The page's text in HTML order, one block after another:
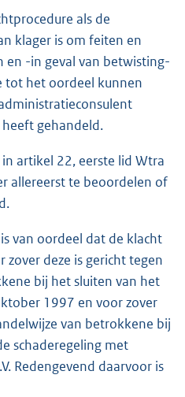
als de
klager is om feiten en
en -in geval van betwisting-
tot het oordeel kunnen
gehandeld.
artikel 22, eerste lid Wtra
allereerst te beoordelen of
van oordeel dat de klacht
deze is gericht tegen
bij het sluiten van het
1997 en voor zover
van betrokkene bij
schaderegeling met
Redengevend daarvoor is